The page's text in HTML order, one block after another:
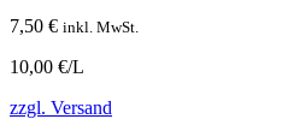
7,50 € inkl. MwSt.
10,00 €/L
zzgl. Versand